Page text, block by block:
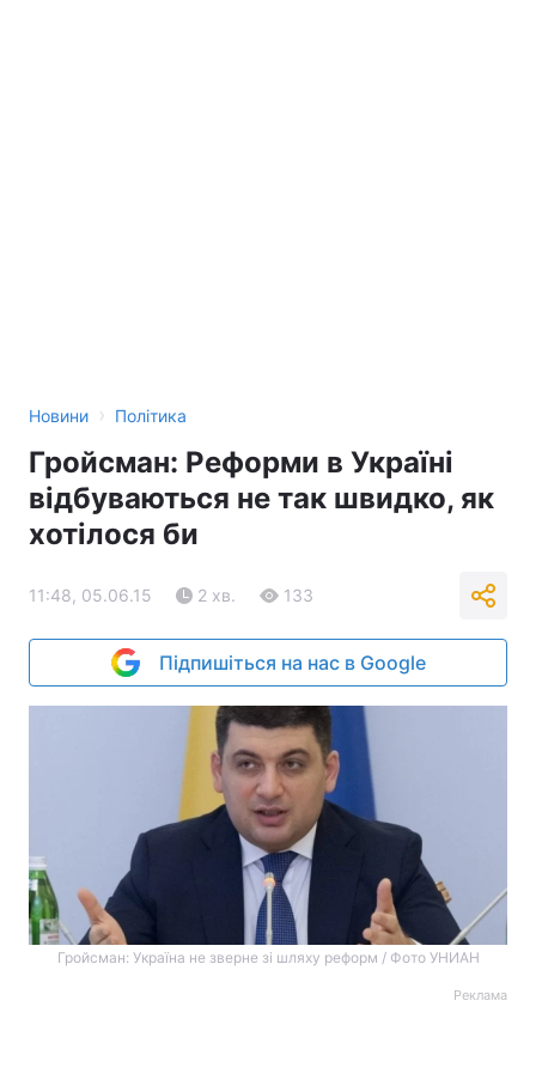
Новини › Політика
Гройсман: Реформи в Україні
відбуваються не так швидко, як
хотілося би
11:48, 05.06.15 2 хв. 133
Підпишіться на нас в Google
Гройсман: Україна не зверне зі шляху реформ / Фото УНИАН
Реклама